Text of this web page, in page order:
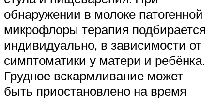
обнаружении в молоке патогенной
микрофлоры терапия подбирается
индивидуально, в зависимости от
симптоматики у матери и ребёнка.
Грудное вскармливание может
быть приостановлено на время